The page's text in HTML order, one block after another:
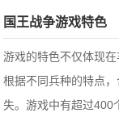
国王战争游戏特色
游戏的特色不仅体现
根据不同兵种的特点
失。游戏中有超过400